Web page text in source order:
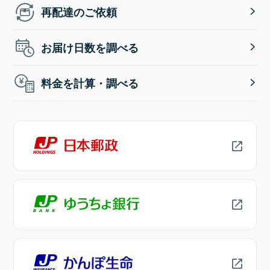
再配達のご依頼
お届け日数を調べる
料金を計算・調べる